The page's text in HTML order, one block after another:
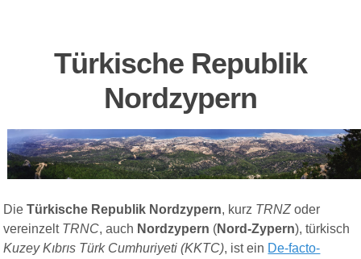
Türkische Republik
Nordzypern
DieTürkische Republik Nordzypern, kurz TRNZ oder
vereinzelt TRNC, auch Nordzypern (Nord-Zypern), türkisch
Kuzey Kıbrıs Türk Cumhuriyeti (KKTC), ist ein De-facto-